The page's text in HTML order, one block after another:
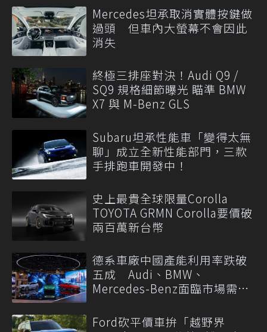
Mercedes坦承取消實體按鍵做
過頭 但車內大螢幕不會因此
消失
終極三排座對決！Audi Q9 /
SQ9 規格細節曝光 瞄準 BMW
X7 與 M-Benz GLS
Subaru坦承性能車「變得太無
聊」成立全新性能部門，三款
手排跑車開發中！
史上最貴全球限量Corolla
TOYOTA GRMN Corolla要價破
兩百萬新台幣
德系車廠中國產能利用率跌破
五成 Audi、BMW、
Mercedes-Benz面臨市場需求
Ford砍平價車拚「越野界